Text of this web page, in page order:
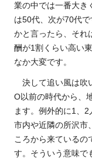
業の中では一番大き
は50代、次が70代
かと言ったら、それ
酬が1割くらい高い
なか大変です。
決して追い風は吹
O以前の時代から、
ます。例外的に1、
市内や近隣の所沢市
ころから来ているの
す。そういう意味で